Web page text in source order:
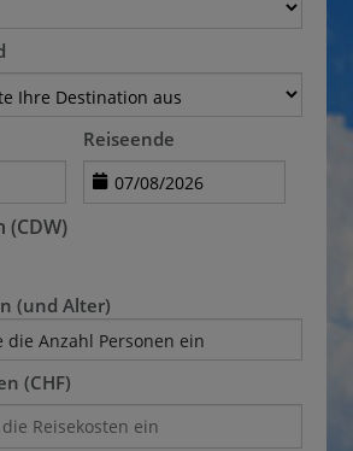
Reiseende
(CDW)
(und Alter)
die Anzahl Personen ein
(CHF)